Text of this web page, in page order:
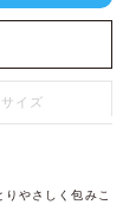
イズ
やさしく包みこ